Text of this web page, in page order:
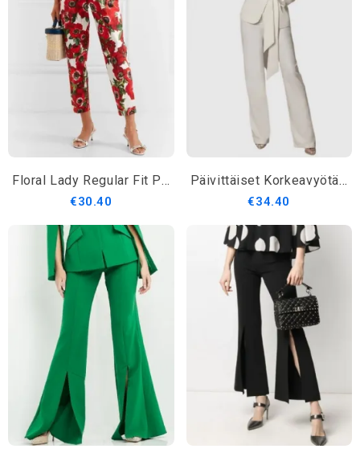
Floral Lady Regular Fit Pants
€30.40
Päivittäiset Korkeavyötäröiset Päivittäiset Urbaanit Muotihousut
€34.40